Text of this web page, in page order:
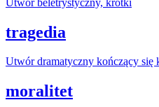
tragedia
Utwórdramatyczny kończący się
moralitet